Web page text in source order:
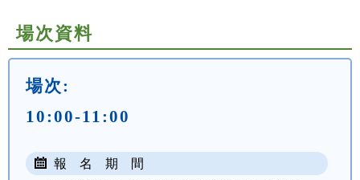
場次資料
場次:
10:00-11:00
報 名 期 間